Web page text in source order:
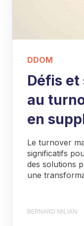
DDOM
Défis
au
en
Le turnover
significatifs
des solutions
une
BERNARD MILIAN